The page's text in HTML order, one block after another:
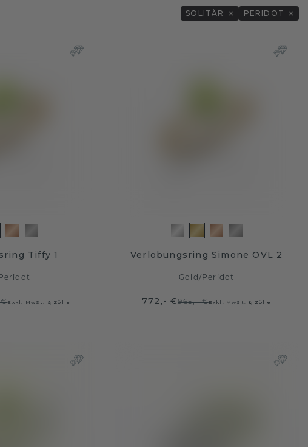
SOLITÄR PERIDOT
Tiffy 1
Peridot
€Exkl. MwSt. & Zölle
Verlobungsring Simone OVL 2
Gold / Peridot
772,- €965,- €Exkl. MwSt. & Zölle